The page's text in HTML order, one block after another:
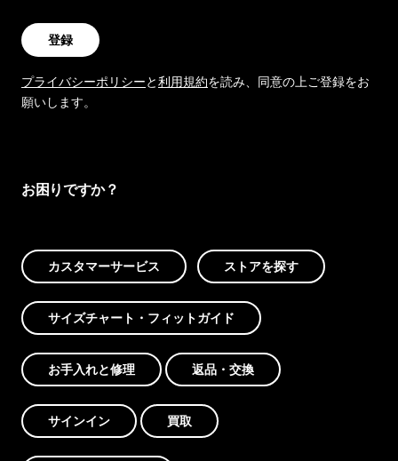
登録
プライバシーポリシーと利用規約を読み、同意の上ご登録をお
願いします。
お困りですか？
カスタマーサービス ストアを探す
サイズチャート・フィットガイド
お手入れと修理 返品・交換
サインイン 買取